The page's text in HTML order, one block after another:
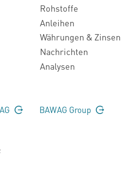
Rohstoffe
Anleihen
Währungen & Zinsen
Nachrichten
Analysen
BAWAG Group